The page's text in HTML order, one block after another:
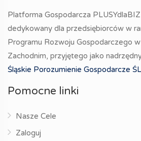
Platforma Gospodarcza
dedykowany dla przedsiębiorców w
Programu Rozwoju Gospodarczego
Zachodnim, przyjętego jako
Śląskie Porozumienie Gospodarcze
Pomocne linki
Nasze Cele
Zaloguj